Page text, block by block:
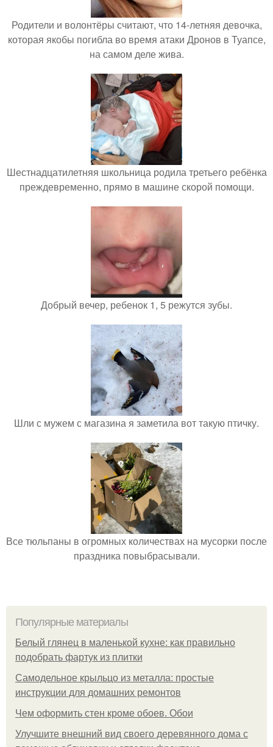
Родители и волонтёры считают, что 14-летняя девочка,
которая якобы погибла во время атаки Дронов в Туапсе,
на самом деле жива.
Шестнадцатилетняя школьница родила третьего ребёнка
преждевременно, прямо в машине скорой помощи.
Добрый вечер, ребенок 1, 5 режутся зубы.
Шли с мужем с магазина я заметила вот такую птичку.
Все тюльпаны в огромных количествах на мусорки после
праздника повыбрасывали.
Популярные материалы
Белый глянец в маленькой кухне: как правильно
подобрать фартук из плитки
Самодельное крыльцо из металла: простые
инструкции для домашних ремонтов
Чем оформить стен кроме обоев. Обои
Улучшите внешний вид своего деревянного дома с